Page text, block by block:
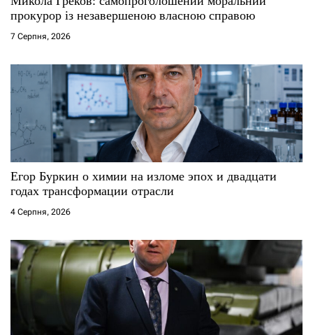
с
в
прокурор із незавершеною власною справою
7 Серпня, 2026
Егор Буркин о химии на изломе эпох и двадцати
годах трансформации отрасли
4 Серпня, 2026